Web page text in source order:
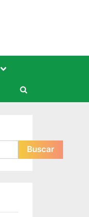
Toggle
Toggle
Buscar